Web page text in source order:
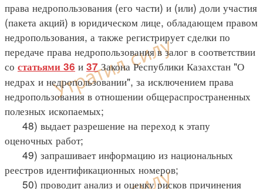
права недропользования (его части) и (или) доли участия
(пакета акций) в юридическом лице, обладающем правом
недропользования, а также регистрирует сделки по
передаче права недропользования в залог в соответствии
со статьями 36 и 37Закона Республики Казахстан "О
недрах и недропользовании", за исключением права
недропользования в отношении общераспространенных
полезных ископаемых;
48) выдает разрешение на переход к этапу
оценочных работ;
49) запрашивает информацию из национальных
реестров идентификационных номеров;
50) проводит анализ и оценку рисков причинения